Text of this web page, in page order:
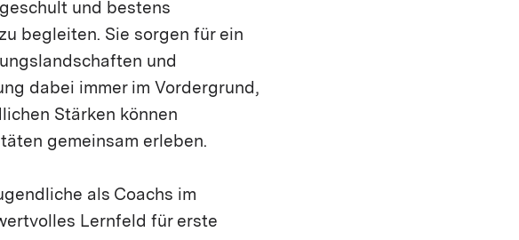
und bestens
begleiten. Sie sorgen für ein
und
dabei immer im Vordergrund,
Stärken können
gemeinsam erleben.
als Coachs im
Lernfeld für erste